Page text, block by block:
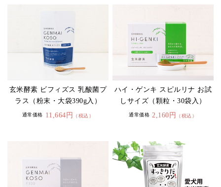
玄米酵素 ビフィズス 乳酸菌プ
ラス（粉末・大袋390g入）
通常価格 11,664円 （税込）
ハイ・ゲンキ スピルリナ お試
しサイズ（顆粒・30袋入）
通常価格 2,160円 （税込）